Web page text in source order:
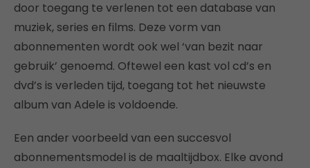
door toegang te verlenen tot een database van
muziek, series en films. Deze vorm van
abonnementen wordt ook wel ‘van bezit naar
gebruik’ genoemd. Oftewel een kast vol cd’s en
dvd’s is verleden tijd, toegang tot het nieuwste
album van Adele is voldoende.
Een ander voorbeeld van een succesvol
abonnementsmodel is de maaltijdbox. Elke avond